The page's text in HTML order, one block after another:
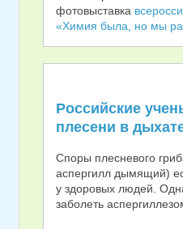
фотовыставка
«Химия была, но мы
Российские
плесени в
Споры плесневого
аспергилл дымящий)
у здоровых людей.
заболеть